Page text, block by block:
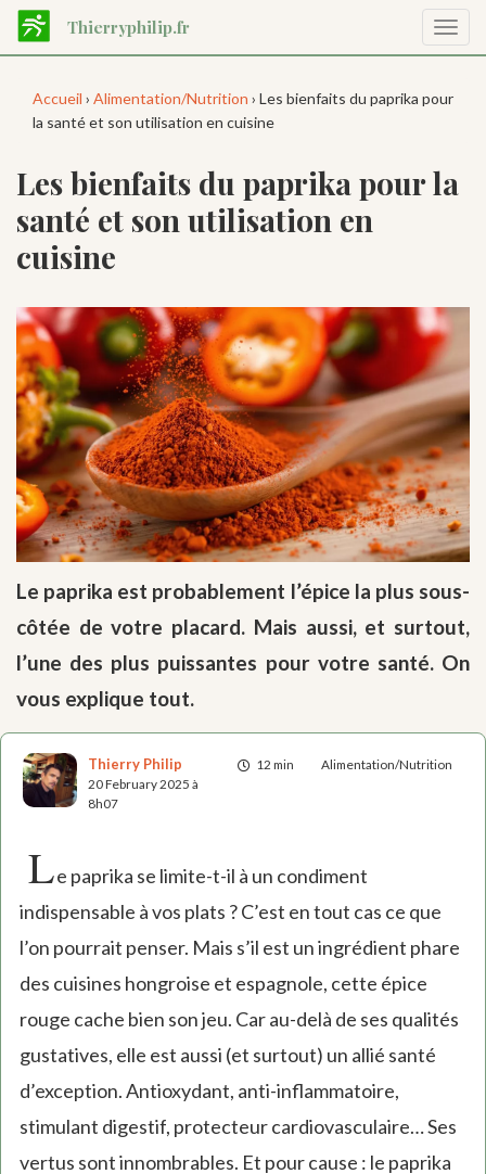
Aller
contenu
Thierryphilip.fr
la
Accueil › Alimentation/Nutrition › Les bienfaits du paprika pour
la santé et son utilisation en cuisine
Les bienfaits du paprika pour la
santé et son utilisation en
cuisine
Le paprika est probablement l’épice la plus sous-
côtée de votre placard. Mais aussi, et surtout,
l’une des plus puissantes pour votre santé. On
vous explique tout.
12 min Alimentation/Nutrition
Thierry Philip
20 February 2025 à
8h07
Le paprika se limite-t-il à un condiment
indispensable à vos plats ? C’est en tout cas ce que
l’on pourrait penser. Mais s’il est un ingrédient phare
des cuisines hongroise et espagnole, cette épice
rouge cache bien son jeu. Car au-delà de ses qualités
gustatives, elle est aussi (et surtout) un allié santé
d’exception. Antioxydant, anti-inflammatoire,
stimulant digestif, protecteur cardiovasculaire… Ses
vertus sont innombrables. Et pour cause : le paprika